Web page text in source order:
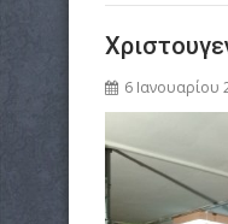
6 Ιανουαρίου